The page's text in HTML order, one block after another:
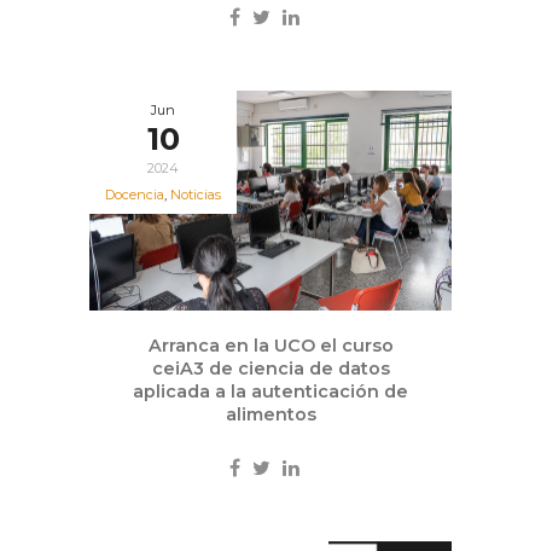
Jun
10
2024
Docencia, Noticias
Arranca en la UCO el curso
ceiA3 de ciencia de datos
aplicada a la autenticación de
alimentos